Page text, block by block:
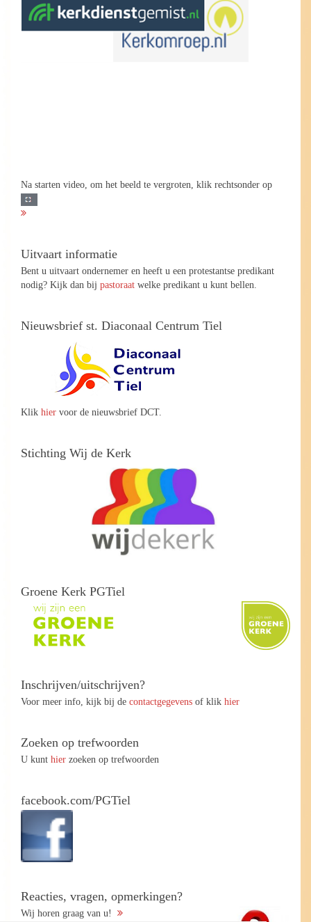
Na starten video, om het beeld te vergroten, klik rechtsonder op
Uitvaart informatie
Bent u uitvaart ondernemer en heeft u een protestantse predikant
nodig? Kijk dan bij pastoraat welke predikant u kunt bellen.
Nieuwsbrief st. Diaconaal Centrum Tiel
Klik hier voor de nieuwsbrief DCT.
Stichting Wij de Kerk
Groene Kerk PGTiel
Inschrijven/uitschrijven?
Voor meer info, kijk bij de contactgegevens of klik hier
Zoeken op trefwoorden
U kunt hier zoeken op trefwoorden
facebook.com/PGTiel
Reacties, vragen, opmerkingen?
Wij horen graag van u!